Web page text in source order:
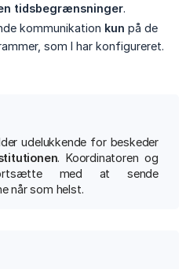
tidsbegrænsninger.
kommunikation kun på de
som I har konfigureret.
udelukkende for beskeder
. Koordinatoren og
med at sende
når som helst.